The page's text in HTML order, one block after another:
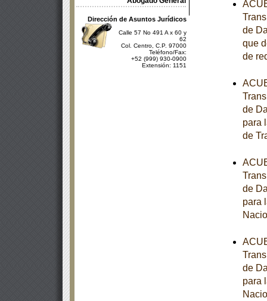
Dirección de Asuntos Jurídicos
Calle 57 No 491 A x 60 y
62
Col. Centro, C.P. 97000
Teléfono/Fax:
+52 (999) 930-0900
Extensión: 1151
de
que
de
de
para
de
de
para
de
para